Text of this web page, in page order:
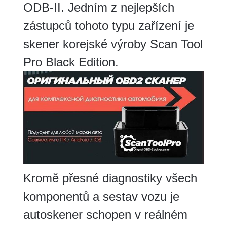
ODB-II. Jedním z nejlepších
zástupců tohoto typu zařízení je
skener korejské výroby Scan Tool
Pro Black Edition.
Kromě přesné diagnostiky všech
komponentů a sestav vozu je
autoskener schopen v reálném